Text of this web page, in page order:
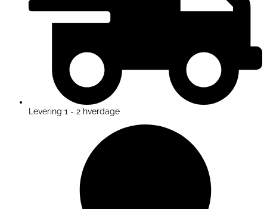
Levering 1 - 2 hverdage